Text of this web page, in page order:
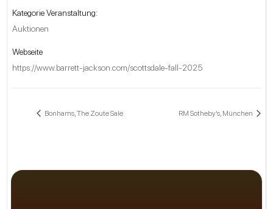
Kategorie Veranstaltung:
Auktionen
Webseite
https://www.barrett-jackson.com/scottsdale-fall-2025
Bonhams, The Zoute Sale RM Sotheby’s, München